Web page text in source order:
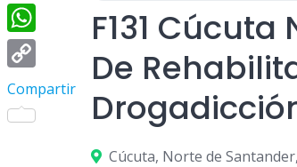
F131
De
Cúcuta, Norte de
X
WhatsApp
Copy
Link
Compartir